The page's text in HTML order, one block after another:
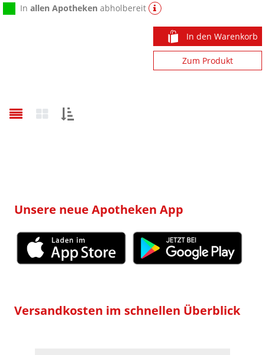
Inallen Apotheken abholbereit
In den Warenkorb
Zum Produkt
Unsere neue Apotheken App
Versandkosten im schnellen Überblick